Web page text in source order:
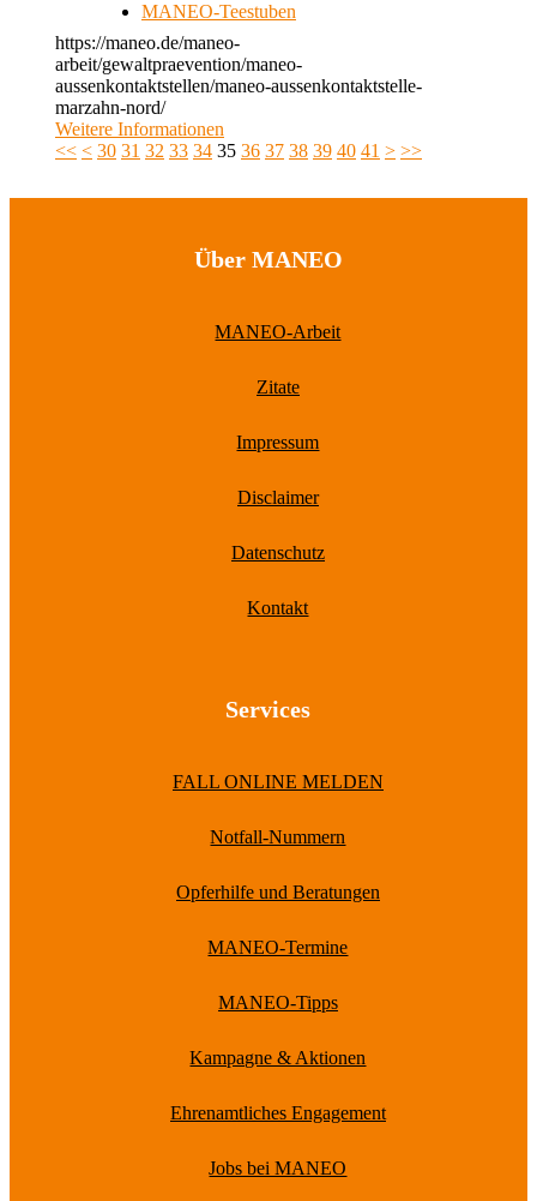
MANEO-Teestuben
https://maneo.de/maneo-
arbeit/gewaltpraevention/maneo-
aussenkontaktstellen/maneo-aussenkontaktstelle-
marzahn-nord/
Weitere Informationen
<< < 30 31 32 33 34 35 36 37 38 39 40 41 > >>
Über MANEO
MANEO-Arbeit
Zitate
Impressum
Disclaimer
Datenschutz
Kontakt
Services
FALL ONLINE MELDEN
Notfall-Nummern
Opferhilfe und Beratungen
MANEO-Termine
MANEO-Tipps
Kampagne & Aktionen
Ehrenamtliches Engagement
Jobs bei MANEO